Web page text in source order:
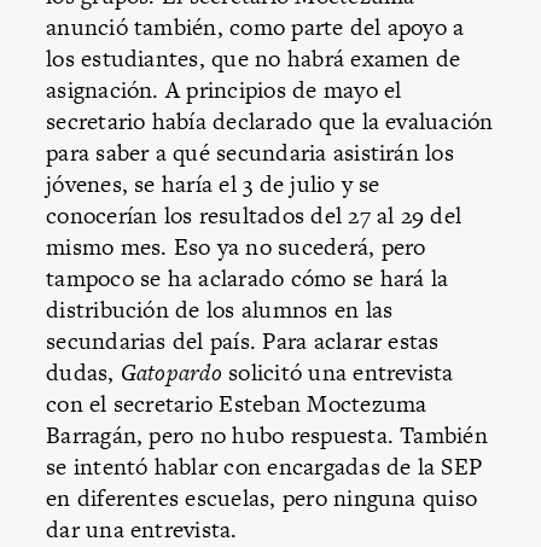
anunció también, como parte del apoyo a
los estudiantes, que no habrá examen de
asignación. A principios de mayo el
secretario había declarado que la evaluación
para saber a qué secundaria asistirán los
jóvenes, se haría el 3 de julio y se
conocerían los resultados del 27 al 29 del
mismo mes. Eso ya no sucederá, pero
tampoco se ha aclarado cómo se hará la
distribución de los alumnos en las
secundarias del país. Para aclarar estas
dudas, Gatopardo solicitó una entrevista
con el secretario Esteban Moctezuma
Barragán, pero no hubo respuesta. También
se intentó hablar con encargadas de la SEP
en diferentes escuelas, pero ninguna quiso
dar una entrevista.